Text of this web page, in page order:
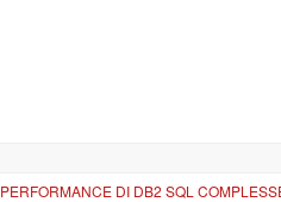
PERFORMANCE DI DB2 SQL